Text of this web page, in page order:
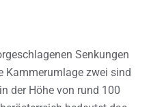
Senkungen
Kammerumlage zwei sind
der Höhe von rund 100